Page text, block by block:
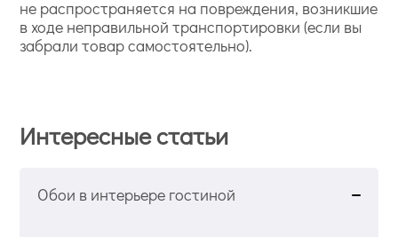
не распространяется на повреждения, возникшие
в ходе неправильной транспортировки (если вы
забрали товар самостоятельно).
Интересные статьи
Обои в интерьере гостиной